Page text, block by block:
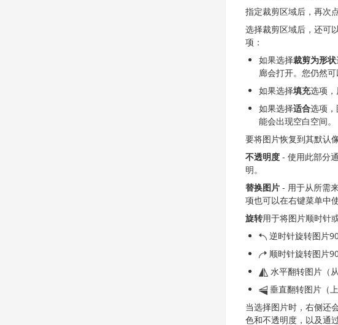
指定裁剪区域后，再次
选择裁剪区域后，还可
项：
如果选择裁剪为形状
廊会打开。您仍然
如果选择填充选项
如果选择适合选项
能会出现空白空间。
要将图片恢复到其默认
不透明度 - 使用此部分
明。
替换图片 - 用于从所需
项也可以在右键菜单中使
旋转用于将图片顺时针
逆时针旋转图片
顺时针旋转图片
水平翻转图片（
垂直翻转图片（上
当选择图片时，右侧还
色和不透明度，以及通